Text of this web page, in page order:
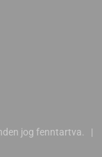
jog fenntartva. |